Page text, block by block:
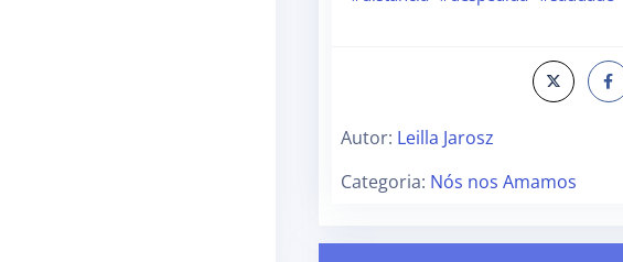
Autor: Leilla Jarosz
Categoria: Nós nos Amamos